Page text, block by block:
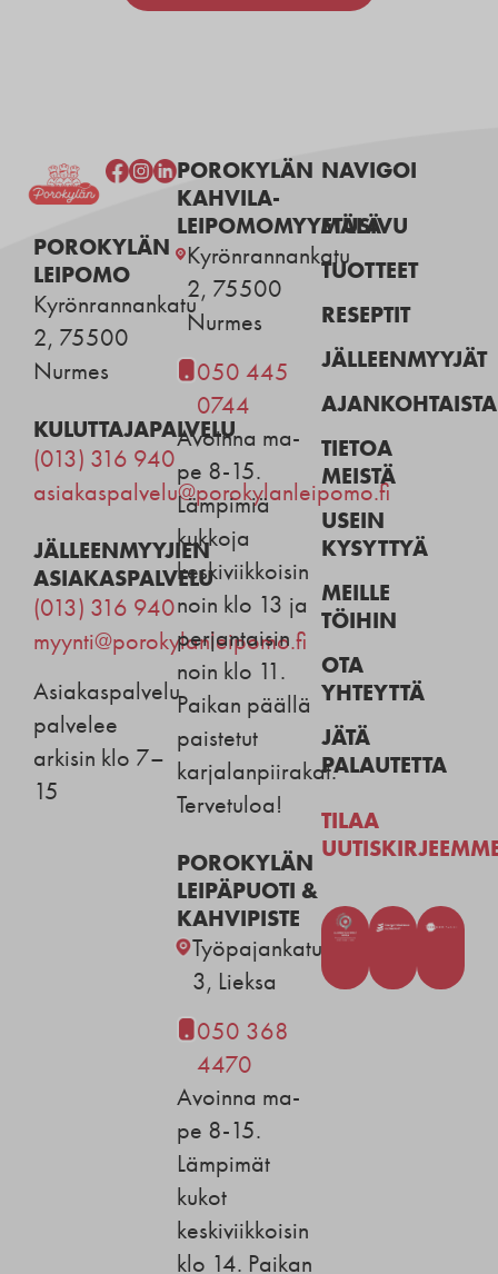
POROKYLÄN
LEIPOMO
Kyrönrannankatu
2, 75500
Nurmes
KULUTTAJAPALVELU
(013) 316 940
asiakaspalvelu@porokylanleipomo.fi
JÄLLEENMYYJIEN
ASIAKASPALVELU
(013) 316 940
myynti@porokylanleipomo.fi
Asiakaspalvelu
palvelee
arkisin klo 7–
15
POROKYLÄN
KAHVILA-
LEIPOMOMYYMÄLÄ
Kyrönrannankatu
2, 75500
Nurmes
050 445
0744
Avoinna ma-
pe 8-15.
Lämpimiä
kukkoja
keskiviikkoisin
noin klo 13 ja
perjantaisin
noin klo 11.
Paikan päällä
paistetut
karjalanpiirakat.
Tervetuloa!
POROKYLÄN
LEIPÄPUOTI &
KAHVIPISTE
Työpajankatu
3, Lieksa
050 368
4470
Avoinna ma-
pe 8-15.
Lämpimät
kukot
keskiviikkoisin
klo 14. Paikan
NAVIGOI
ETUSIVU
TUOTTEET
RESEPTIT
JÄLLEENMYYJÄT
AJANKOHTAISTA
TIETOA
MEISTÄ
USEIN
KYSYTTYÄ
MEILLE
TÖIHIN
OTA
YHTEYTTÄ
JÄTÄ
PALAUTETTA
TILAA